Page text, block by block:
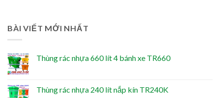
BÀI VIẾT MỚI NHẤT
Thùng rác nhựa 660 lít 4 bánh xe TR660
Thùng rác nhựa 240 lít nắp kín TR240K